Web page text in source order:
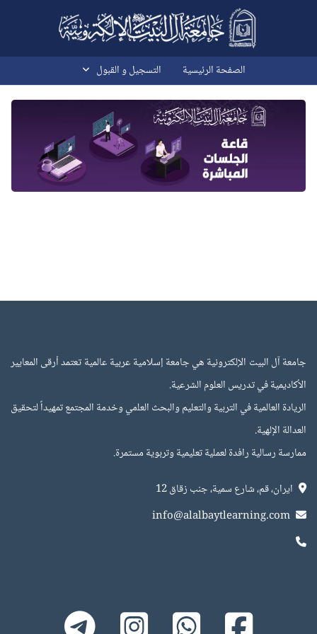
تخطى إلى المحتوى الرئيسي
الصفحة الرئيسية التسجیل و القبول
جامعة آل البيت الإلكترونية هي جامعة إسلامية عربية عالمية تعتمد أرقى المعايير
الأكاديمية في تدريس العلوم الشرعية.
اﻟﺮﻳﺎدة اﻟﻌﺎﻟﻤﻴﺔ في اﻟﺘﺮﺑﻴﺔ واﻟﺘﻌﻠﻴﻢ واﻟﺒﺤﺚ اﻟﻌﻠمي وﺧﺪﻣﺔ اﻟﻤﺠﺘﻤﻊ ﺗﻤﻬﻴﺪاً ﻟﺘﺤﻘﻴﻖ
اﻟﻌﺪاﻟﺔ اﻹﻟﻬﻴﺔ.
ﻣﻤﺎرﺳﺔ رﺳﺎﻟﻴﺔ راﻓﺪة ﻟﻌﻤﻠﻴﺔ ﺗﻌﻠﻴﻤﻴﺔ وﺗﺮﺑﻮﻳﺔ ﻣﺴﺘﻤﺮة.
ايران، قم، شارع سمية، جنب زقاق 12
info@alalbaytlearning.com